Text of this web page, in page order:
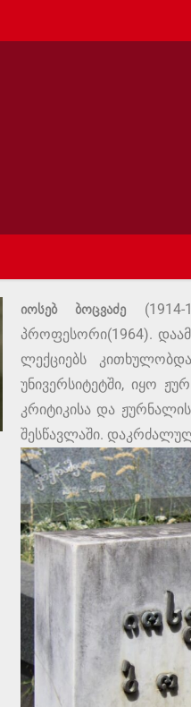
იოსებ ბოცვაძე
პროფესორი(1964).
ლექციებს
უნივერსიტეტში, იყო
კრიტიკისა და
შესწავლაში.